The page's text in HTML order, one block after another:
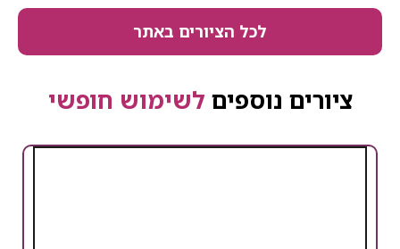
לכל הציורים באתר
ציורים נוספים לשימוש חופשי